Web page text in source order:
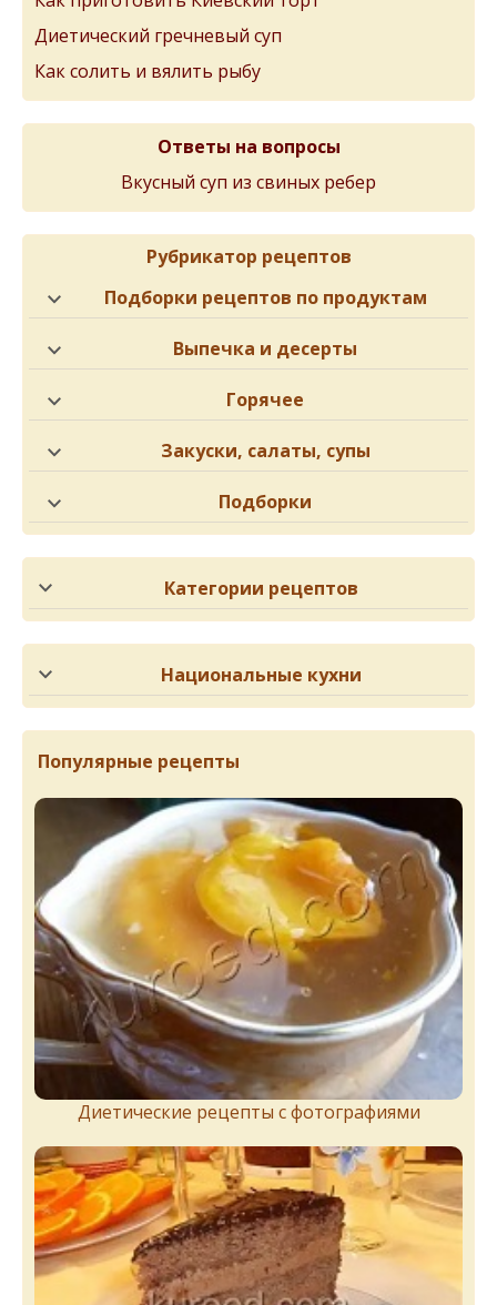
Диетический гречневый суп
Как солить и вялить рыбу
Ответы на вопросы
Вкусный суп из свиных ребер
Рубрикатор рецептов
Подборки рецептов по продуктам
Выпечка и десерты
Горячее
Закуски, салаты, супы
Подборки
Категории рецептов
Национальные кухни
Популярные рецепты
Диетические рецепты с фотографиями